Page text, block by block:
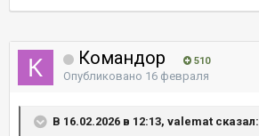
Командор 510
Опубликовано 16 февраля
В 16.02.2026 в 12:13, valemat сказал: